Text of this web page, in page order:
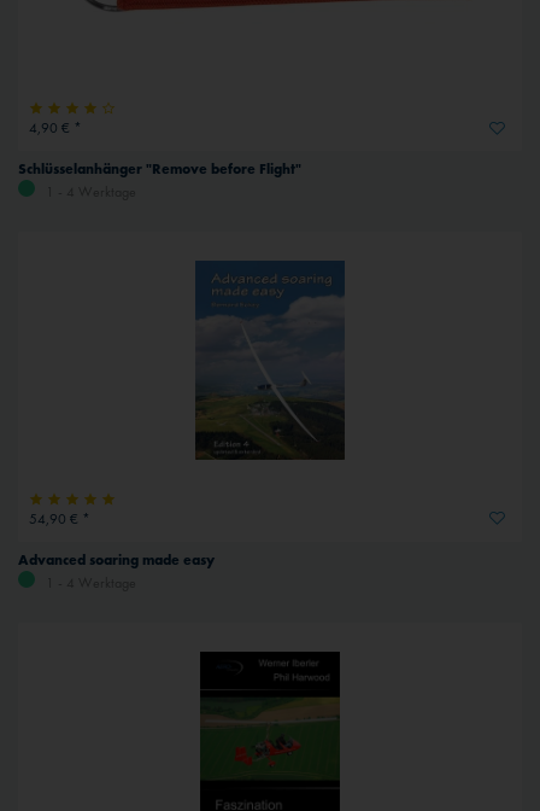
4,90 € *
Schlüsselanhänger "Remove before Flight"
54,90 € *
Advanced soaring made easy